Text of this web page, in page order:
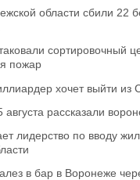
области сбили 22
сортировочный
пожар
хочет выйти из
рассказали
лидерство по вводу
в бар в Воронеже